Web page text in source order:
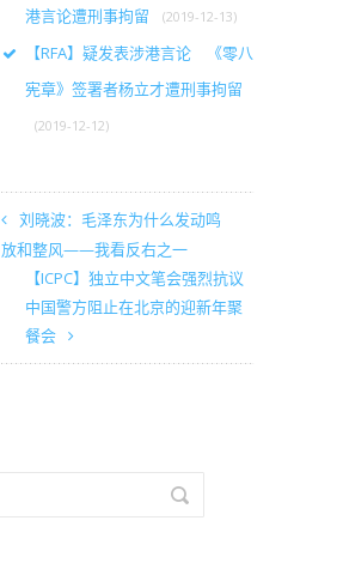
港言论遭刑事拘留
(2019-12-13)
【RFA】疑发表涉港言论 《零八
宪章》签署者杨立才遭刑事拘留
(2019-12-12)
刘晓波：毛泽东为什么发动鸣
放和整风——我看反右之一
【ICPC】独立中文笔会强烈抗议
中国警方阻止在北京的迎新年聚
餐会